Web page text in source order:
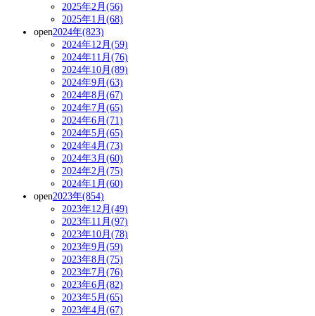
2025年2月(56)
2025年1月(68)
open2024年(823)
2024年12月(59)
2024年11月(76)
2024年10月(89)
2024年9月(63)
2024年8月(67)
2024年7月(65)
2024年6月(71)
2024年5月(65)
2024年4月(73)
2024年3月(60)
2024年2月(75)
2024年1月(60)
open2023年(854)
2023年12月(49)
2023年11月(97)
2023年10月(78)
2023年9月(59)
2023年8月(75)
2023年7月(76)
2023年6月(82)
2023年5月(65)
2023年4月(67)